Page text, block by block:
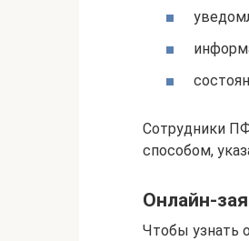
Сотрудники
способом,
Онлайн-
Чтобы узнать